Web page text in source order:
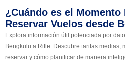
¿Cuándo es el Momento
Reservar Vuelos desde
Explora información útil potenciada por
Bengkulu a Rifle. Descubre tarifas medias,
reservar y cómo planificar de manera